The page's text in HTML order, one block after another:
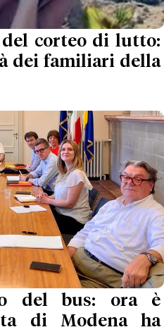
corteo di lutto:
dei familiari della
del bus: ora è
di Modena ha